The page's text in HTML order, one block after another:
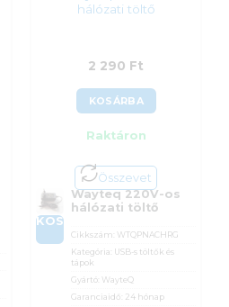
hálózati töltő
2 290 Ft
KOSÁRBA
Raktáron
Összevet
KOSÁRBA
Wayteq 220V-os
hálózati töltő
Cikkszám: WTQPNACHRG
Kategória: USB-s töltők és
tápok
Gyártó: WayteQ
Garanciaidő: 24 hónap